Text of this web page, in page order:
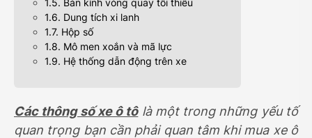
1.5. Bán kính vòng quay tối thiểu
1.6. Dung tích xi lanh
1.7. Hộp số
1.8. Mô men xoắn và mã lực
1.9. Hệ thống dẫn động trên xe
Các thông số xe ô tôlà một trong những yếu tố
quan trọng bạn cần phải quan tâm khi mua xe ô